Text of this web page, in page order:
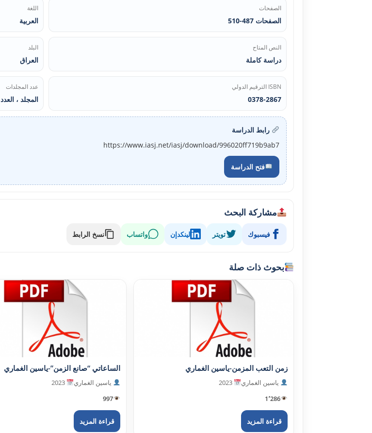
الصفحات
الصفحات 487-510
اللغة
العربية
النص المتاح
دراسة كاملة
البلد
العراق
ISBN الترقيم الدولي
0378-2867
عدد المجلدات
المجلد ، العدد 65
رابط الدراسة
https://www.iasj.net/iasj/download/996020ff719b9ab7
فتح الدراسة
مشاركة البحث
فيسبوك تويتر لينكدإن واتساب نسخ الرابط
بحوث ذات صلة
زمن التعب المزمن-ياسين الغماري
ياسين الغماري
1٬286
قراءة المزيد
الساعاتي “صانع الزمن”-ياسين الغماري
ياسين الغماري
997
قراءة المزيد